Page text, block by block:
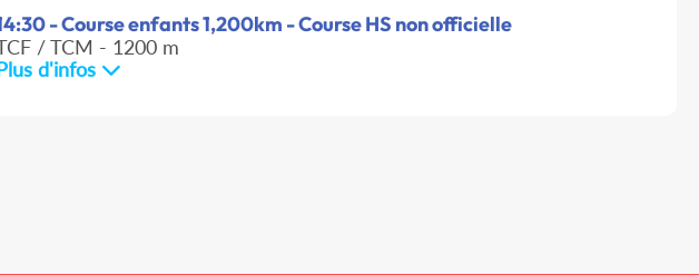
- Course enfants 1,200km - Course HS non officielle
/ TCM - 1200 m
d'infos